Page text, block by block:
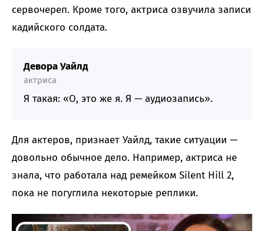
сервочереп. Кроме того, актриса озвучила записи
кадийского солдата.
Девора Уайлд
актриса
Я такая: «О, это же я. Я — аудиозапись».
Для актеров, признает Уайлд, такие ситуации —
довольно обычное дело. Например, актриса не
знала, что работала над ремейком Silent Hill 2,
пока не погуглила некоторые реплики.